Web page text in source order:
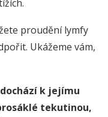
proudění lymfy
Ukážeme vám,
k jejímu
tekutinou,